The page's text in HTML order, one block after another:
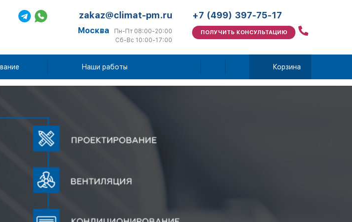
zakaz@climat-pm.ru
Москва
Пн-Пт 08:00-20:00
Сб-Вс 10:00-17:00
+7 (499) 397-75-17
ПОЛУЧИТЬ КОНСУЛЬТАЦИЮ
Наши работы Корзина